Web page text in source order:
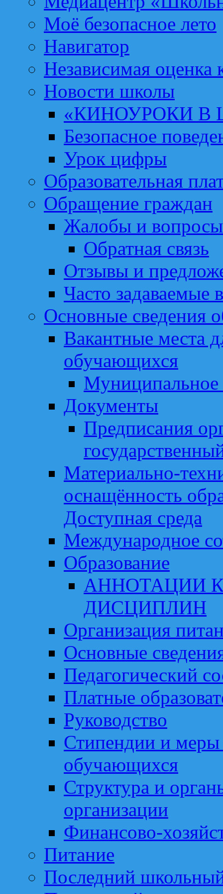
Моё безопасное лето
Навигатор
Независимая оценка
Новости школы
«КИНОУРОКИ В
Безопасное
Урок цифры
Образовательная
Обращение граждан
Жалобы и вопросы
Обратная связь
Отзывы и
Часто задаваемые
Основные сведения
Вакантные места
обучающихся
Муниципальное
Документы
Предписания
Материально-
оснащённость
Доступная среда
Международное
Образование
АННОТАЦИИ
ДИСЦИПЛИН
Организация
Основные
Педагогический
Платные
Руководство
Стипендии и
обучающихся
Структура и
организации
Финансово-
Питание
Последний